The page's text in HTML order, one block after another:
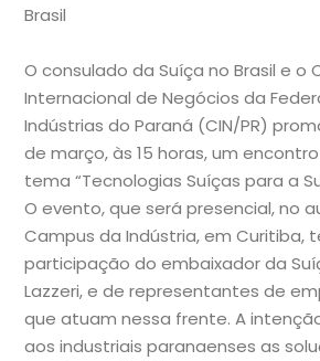
Brasil
O consulado da Suíça no Brasil e o
Internacional de Negócios da
Indústrias do Paraná (CIN/PR)
de março, às 15 horas, um
tema “Tecnologias Suíças para a
O evento, que será presencial, no
Campus da Indústria, em Curitiba,
participação do embaixador da
Lazzeri, e de representantes de
que atuam nessa frente. A
aos industriais paranaenses as